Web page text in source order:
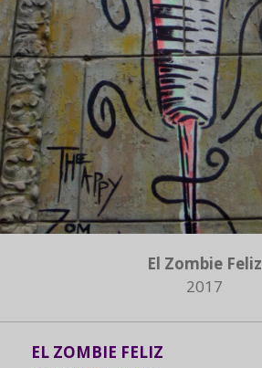
El Zombie Feliz
2017
EL ZOMBIE FELIZ